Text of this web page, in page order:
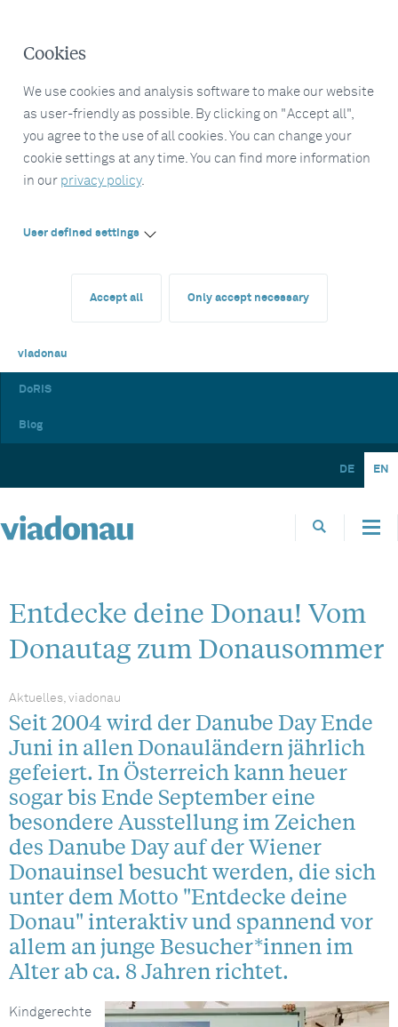
Cookies
We use cookies and analysis software to make our website
as user-friendly as possible. By clicking on "Accept all",
you agree to the use of all cookies. You can change your
cookie settings at any time. You can find more information
in our privacy policy.
User defined settings
Accept all Only accept necessary
viadonau
DoRIS
Blog
DE EN
Entdecke deine Donau! Vom
Donautag zum Donausommer
Aktuelles, viadonau
Seit 2004 wird der Danube Day Ende
Juni in allen Donauländern jährlich
gefeiert. In Österreich kann heuer
sogar bis Ende September eine
besondere Ausstellung im Zeichen
des Danube Day auf der Wiener
Donauinsel besucht werden, die sich
unter dem Motto "Entdecke deine
Donau" interaktiv und spannend vor
allem an junge Besucher*innen im
Alter ab ca. 8 Jahren richtet.
Kindgerechte